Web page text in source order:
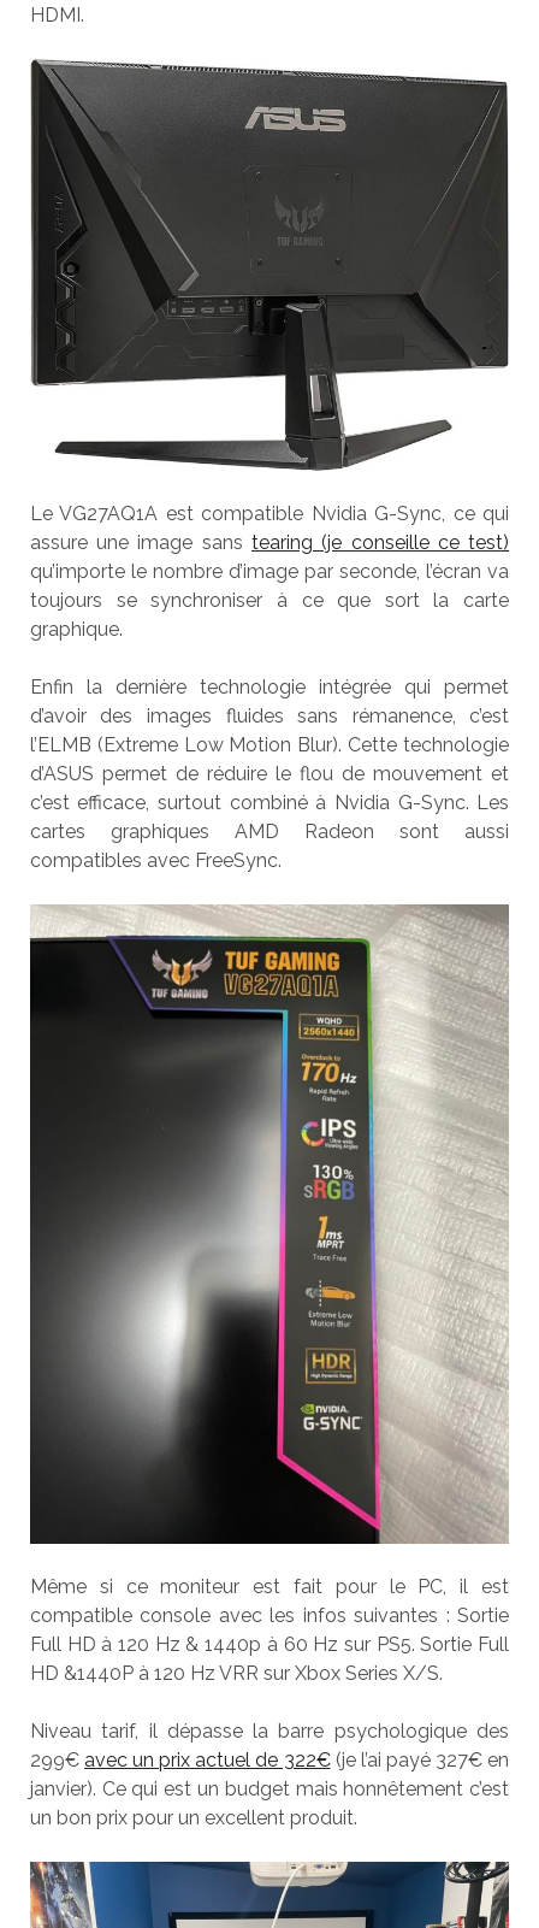
HDMI.
Le VG27AQ1A est compatible Nvidia G-Sync, ce qui
assure une image sans tearing (je conseille ce test)
qu’importe le nombre d’image par seconde, l’écran va
toujours se synchroniser à ce que sort la carte
graphique.
Enfin la dernière technologie intégrée qui permet
d’avoir des images fluides sans rémanence, c’est
l’ELMB (Extreme Low Motion Blur). Cette technologie
d’ASUS permet de réduire le flou de mouvement et
c’est efficace, surtout combiné à Nvidia G-Sync. Les
cartes graphiques AMD Radeon sont aussi
compatibles avec FreeSync.
Même si ce moniteur est fait pour le PC, il est
compatible console avec les infos suivantes : Sortie
Full HD à 120 Hz & 1440p à 60 Hz sur PS5. Sortie Full
HD &1440P à 120 Hz VRR sur Xbox Series X/S.
Niveau tarif, il dépasse la barre psychologique des
299€ avec un prix actuel de 322€(je l’ai payé 327€ en
janvier). Ce qui est un budget mais honnêtement c’est
un bon prix pour un excellent produit.